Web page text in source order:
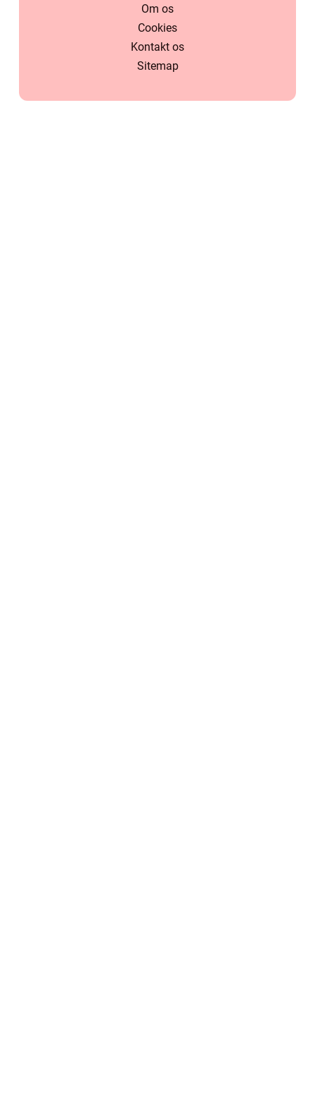
Om os
Cookies
Kontakt os
Sitemap